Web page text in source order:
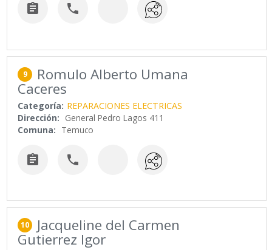
 
9 Romulo Alberto Umana
Caceres
Categoría: REPARACIONES ELECTRICAS
Dirección: General Pedro Lagos 411
Comuna: Temuco
 
10 Jacqueline del Carmen
Gutierrez Igor